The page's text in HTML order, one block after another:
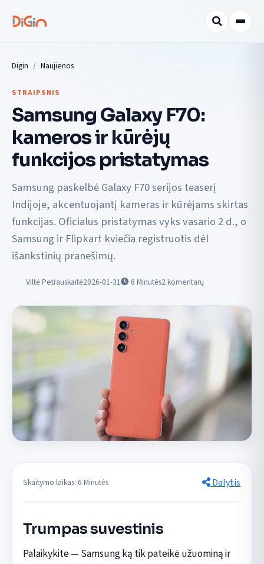
Digin Naujienos
STRAIPSNIS
Samsung Galaxy F70:
kameros ir kūrėjų
funkcijos pristatymas
Samsung paskelbė Galaxy F70 serijos teaserį
Indijoje, akcentuojantį kameras ir kūrėjams skirtas
funkcijas. Oficialus pristatymas vyks vasario 2 d., o
Samsung ir Flipkart kviečia registruotis dėl
išankstinių pranešimų.
Viltė Petrauskaitė2026-01-31 6 Minutės2 komentarų
Skaitymo laikas: 6 Minutės Dalytis
Trumpas suvestinis
Palaikykite — Samsung ką tik pateikė užuominą ir